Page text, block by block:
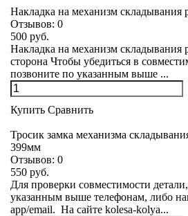
Накладка на механизм складывания
Отзывов: 0
500 руб.
Накладка на механизм складывания
сторона Чтобы убедиться в
позвоните по указанным выше ...
Купить Сравнить
Тросик замка механизма
399мм
Отзывов: 0
550 руб.
Для проверки совместимости
указанным выше телефонам, либо
app/email. На сайте kolesa-kolya...